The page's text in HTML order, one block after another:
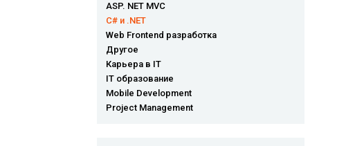
ASP. NET MVC
C# и .NET
Web Frontend разработка
Другое
Карьера в IT
IT образование
Mobile Development
Project Management